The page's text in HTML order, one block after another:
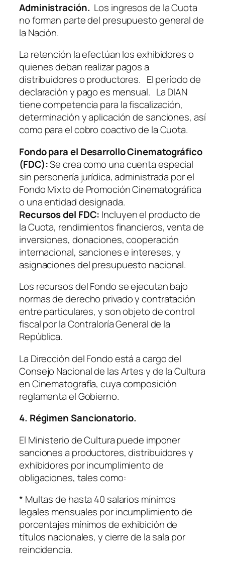
Administración. Los ingresos de la Cuota
no forman parte del presupuesto general de
la Nación.
La retención la efectúan los exhibidores o
quienes deban realizar pagos a
distribuidores o productores. El período de
declaración y pago es mensual. La DIAN
tiene competencia para la fiscalización,
determinación y aplicación de sanciones, así
como para el cobro coactivo de la Cuota.
Fondo para el Desarrollo Cinematográfico
(FDC):Se crea como una cuenta especial
sin personería jurídica, administrada por el
Fondo Mixto de Promoción Cinematográfica
o una entidad designada.
Recursos del FDC: Incluyen el producto de
la Cuota, rendimientos financieros, venta de
inversiones, donaciones, cooperación
internacional, sanciones e intereses, y
asignaciones del presupuesto nacional.
Los recursos del Fondo se ejecutan bajo
normas de derecho privado y contratación
entre particulares, y son objeto de control
fiscal por la Contraloría General de la
República.
La Dirección del Fondo está a cargo del
Consejo Nacional de las Artes y de la Cultura
en Cinematografía, cuya composición
reglamenta el Gobierno.
4. Régimen Sancionatorio.
El Ministerio de Cultura puede imponer
sanciones a productores, distribuidores y
exhibidores por incumplimiento de
obligaciones, tales como:
* Multas de hasta 40 salarios mínimos
legales mensuales por incumplimiento de
porcentajes mínimos de exhibición de
títulos nacionales, y cierre de la sala por
reincidencia.